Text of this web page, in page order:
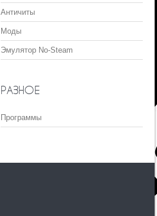
Античиты
Моды
Эмулятор No-Steam
РАЗНОЕ
Программы